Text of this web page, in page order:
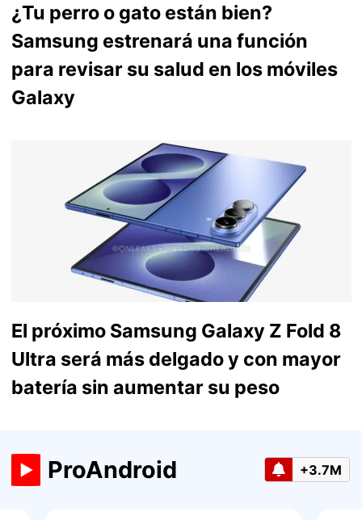
¿Tu perro o gato están bien?
Samsung estrenará una función
para revisar su salud en los móviles
Galaxy
El próximo Samsung Galaxy Z Fold 8
Ultra será más delgado y con mayor
batería sin aumentar su peso
ProAndroid +3.7M